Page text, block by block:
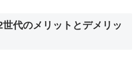
代のメリットとデメリッ